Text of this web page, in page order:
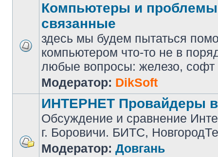
Компьютеры и
связанные
здесь мы будем пытаться
компьютером что-то не в
любые вопросы: железо, софт
Модератор: DikSoft
ИНТЕРНЕТ Провайдеры
Обсуждение и сравнение
г. Боровичи. БИТС,
Модератор: Довгань